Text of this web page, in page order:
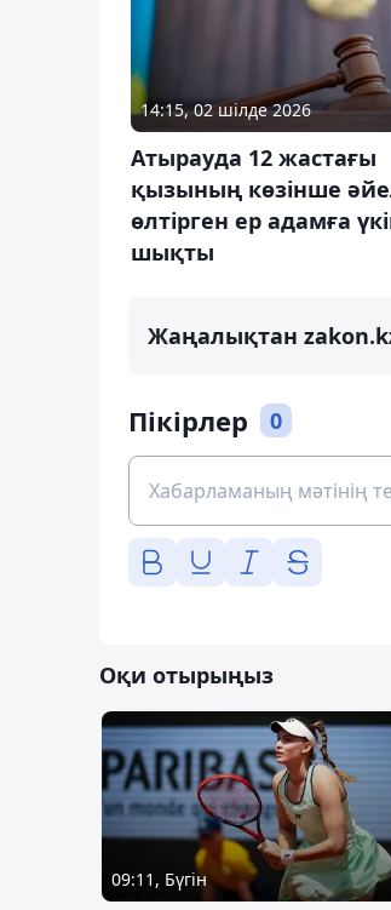
14:15, 02 шілде 2026
Атырауда 12 жастағы
қызының көзінше
өлтірген ер адамға
шықты
Жаңалықтан
Пікірлер 0
Оқи отырыңыз
09:11, Бүгін